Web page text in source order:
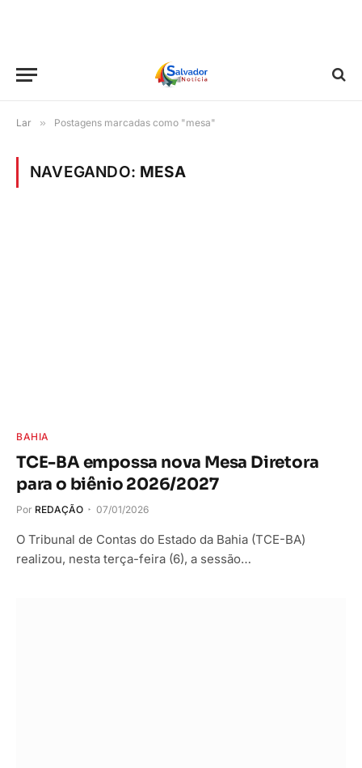
Lar » Postagens marcadas como "mesa"
NAVEGANDO: MESA
BAHIA
TCE-BA empossa nova Mesa Diretora
para o biênio 2026/2027
Por REDAÇÃO 07/01/2026
O Tribunal de Contas do Estado da Bahia (TCE-BA)
realizou, nesta terça-feira (6), a sessão…